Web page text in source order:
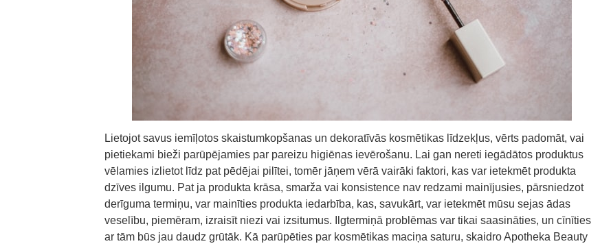
Lietojot savus iemīļotos skaistumkopšanas un dekoratīvās kosmētikas līdzekļus, vērts padomāt, vai
pietiekami bieži parūpējamies par pareizu higiēnas ievērošanu. Lai gan nereti iegādātos produktus
vēlamies izlietot līdz pat pēdējai pilītei, tomēr jāņem vērā vairāki faktori, kas var ietekmēt produkta
dzīves ilgumu. Pat ja produkta krāsa, smarža vai konsistence nav redzami mainījusies, pārsniedzot
derīguma termiņu, var mainīties produkta iedarbība, kas, savukārt, var ietekmēt mūsu sejas ādas
veselību, piemēram, izraisīt niezi vai izsitumus. Ilgtermiņā problēmas var tikai saasināties, un cīnīties
ar tām būs jau daudz grūtāk. Kā parūpēties par kosmētikas maciņa saturu, skaidro Apotheka Beauty